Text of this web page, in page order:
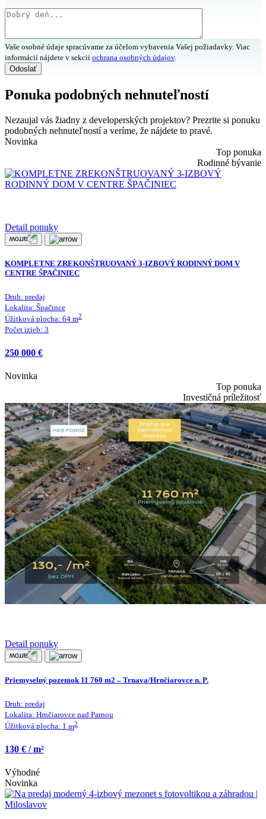
Vaše osobné údaje spracúvame za účelom vybavenia Vašej požiadavky. Viac
informácií nájdete v sekcii ochrana osobných údajov.
Ponuka podobných nehnuteľností
Nezaujal vás žiadny z developerských projektov? Prezrite si ponuku
podobných nehnuteľností a veríme, že nájdete to pravé.
Novinka
Top ponuka
Rodinné bývanie
Detail ponuky
KOMPLETNE ZREKONŠTRUOVANÝ 3-IZBOVÝ RODINNÝ DOM V
CENTRE ŠPAČINIEC
Druh: predaj
Lokalita: Špačince
Úžitková plocha: 64 m2
Počet izieb: 3
250 000 €
Novinka
Top ponuka
Investičná príležitosť
Detail ponuky
Priemyselný pozemok 11 760 m2 – Trnava/Hrnčiarovce n. P.
Druh: predaj
Lokalita: Hrnčiarovce nad Parnou
Úžitková plocha: 1 m2
130 € / m²
Výhodné
Novinka